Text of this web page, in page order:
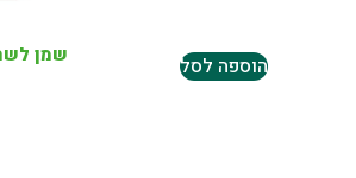
הוספה לסל